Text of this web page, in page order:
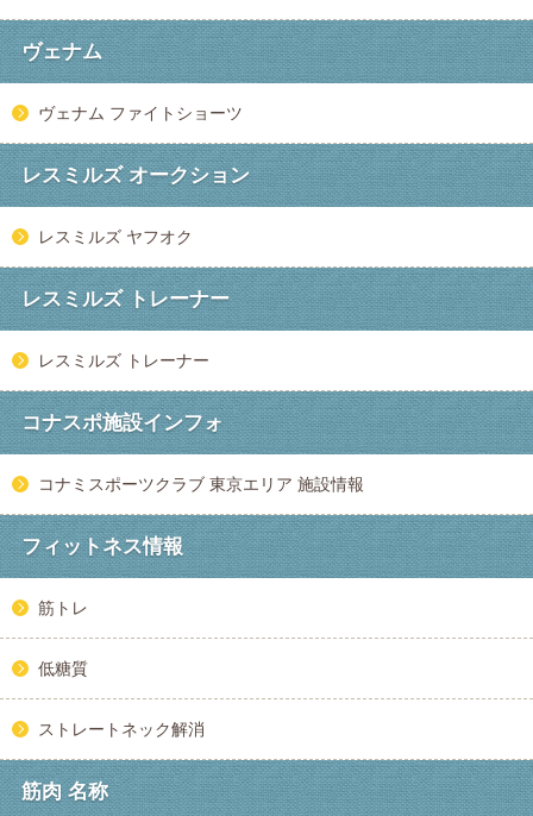
ヴェナム
ヴェナム ファイトショーツ
レスミルズ オークション
レスミルズ ヤフオク
レスミルズ トレーナー
レスミルズ トレーナー
コナスポ施設インフォ
コナミスポーツクラブ 東京エリア 施設情報
フィットネス情報
筋トレ
低糖質
ストレートネック解消
筋肉 名称